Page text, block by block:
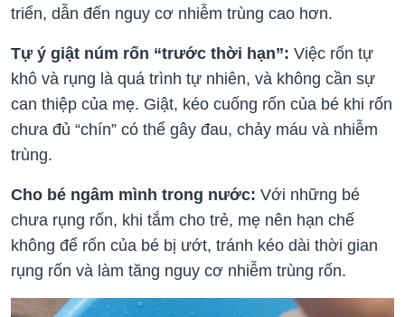
triển, dẫn đến nguy cơ nhiễm trùng cao hơn.
Tự ý giật núm rốn “trước thời hạn”: Việc rốn tự
khô và rụng là quá trình tự nhiên, và không cần sự
can thiệp của mẹ. Giật, kéo cuống rốn của bé khi rốn
chưa đủ “chín” có thể gây đau, chảy máu và nhiễm
trùng.
Cho bé ngâm mình trong nước: Với những bé
chưa rụng rốn, khi tắm cho trẻ, mẹ nên hạn chế
không để rốn của bé bị ướt, tránh kéo dài thời gian
rụng rốn và làm tăng nguy cơ nhiễm trùng rốn.